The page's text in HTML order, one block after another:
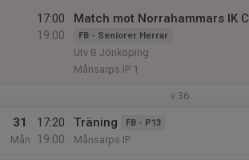
17:00
19:00
Match mot Norrahammars IK C
FB - Seniorer Herrar
Utv B Jönköping
Månsarps IP 1
v.36
31
Mån
17:20
19:00
Träning FB - P13
Månsarps IP